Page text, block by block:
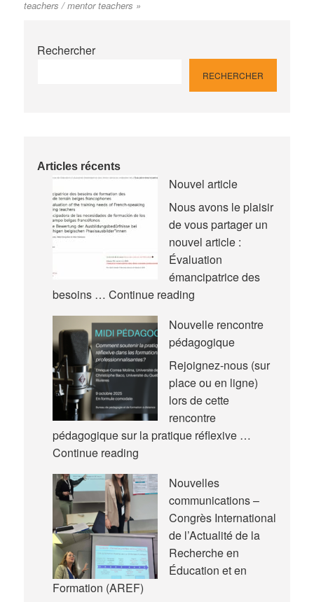
teachers / mentor teachers »
Rechercher
RECHERCHER
Articles récents
Nouvel article
Nous avons le plaisir
de vous partager un
nouvel article :
Évaluation
émancipatrice des
besoins … Continue readingNouvel
Nouvelle rencontre
pédagogique
Rejoignez-nous (sur
place ou en ligne)
lors de cette
rencontre
pédagogique sur la pratique réflexive …
Continue readingNouvelle
pédagogique
Nouvelles
communications –
Congrès International
de l’Actualité de la
Recherche en
Éducation et en
Formation (AREF)